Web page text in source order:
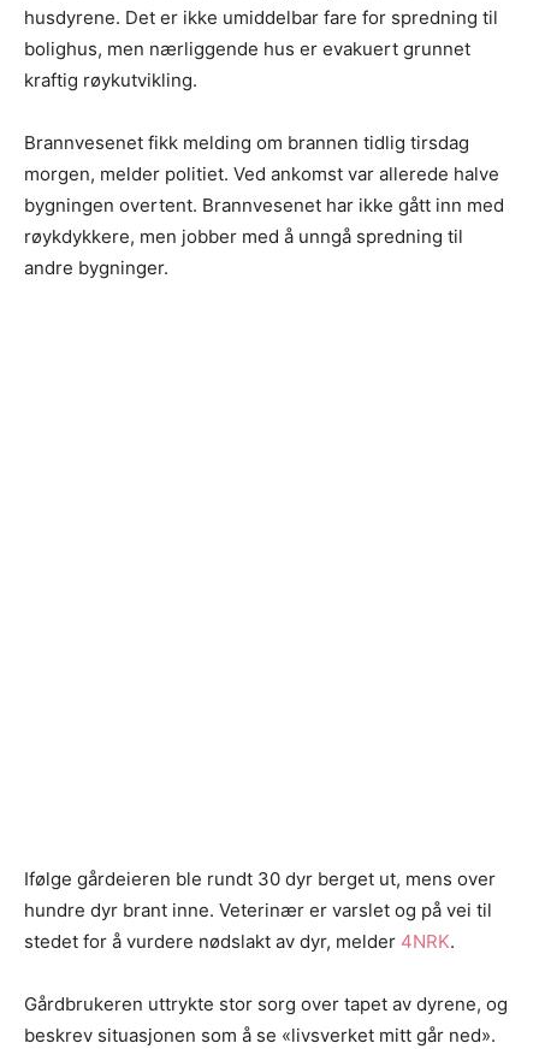
husdyrene. Det er ikke umiddelbar fare for spredning til
bolighus, men nærliggende hus er evakuert grunnet
kraftig røykutvikling.
Brannvesenet fikk melding om brannen tidlig tirsdag
morgen, melder politiet. Ved ankomst var allerede halve
bygningen overtent. Brannvesenet har ikke gått inn med
røykdykkere, men jobber med å unngå spredning til
andre bygninger.
Ifølge gårdeieren ble rundt 30 dyr berget ut, mens over
hundre dyr brant inne. Veterinær er varslet og på vei til
stedet for å vurdere nødslakt av dyr, melder 4NRK.
Gårdbrukeren uttrykte stor sorg over tapet av dyrene, og
beskrev situasjonen som å se «livsverket mitt går ned».